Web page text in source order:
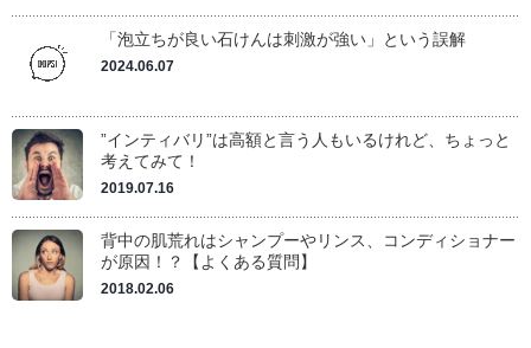
「泡立ちが良い石けんは刺激が強い」という誤解
2024.06.07
”インティバリ”は高額と言う人もいるけれど、ちょっと
考えてみて！
2019.07.16
背中の肌荒れはシャンプーやリンス、コンディショナー
が原因！？【よくある質問】
2018.02.06